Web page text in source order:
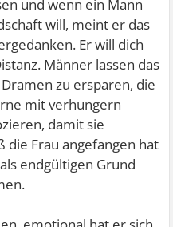
und wenn ein Mann
will, meint er das
Er will dich
Männer lassen das
zu ersparen, die
mit verhungern
damit sie
die Frau angefangen hat
endgültigen Grund